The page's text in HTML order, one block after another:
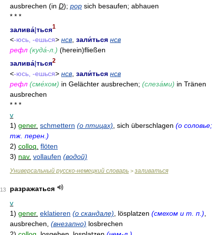
ausbrechen (in D); pop sich besaufen; abhauen
* * *
залива́|ться1
<-юсь, -ешься> нсв, зали́ться нсв
рефл (куда́-л.) (herein)fließen
залива́|ться2
<-юсь, -ешься> нсв зали́ться нсв
рефл (сме́хом) in Gelächter ausbrechen; (слеза́ми) in Tränen
ausbrechen
* * *
v
1) gener. schmettern (о птицах) , sich überschlagen (о соловье;
тж. перен.)
2) colloq. flöten
3) nav. vollaufen (водой)
Универсальный русско-немецкий словарь > заливаться
13
разражаться
v
1) gener. eklatieren (о скандале) , lösplatzen (смехом и т. п.)
ausbrechen, (внезапно) losbrechen